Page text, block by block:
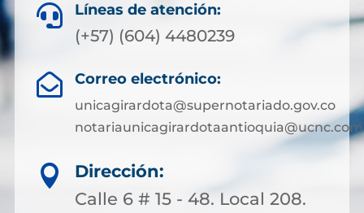
 Líneas de atención:
(+57) (604) 4480239
 Correo electrónico:
unicagirardota@supernotariado.gov.co

Dirección:
Calle 6 # 15 - 48. Local 208.